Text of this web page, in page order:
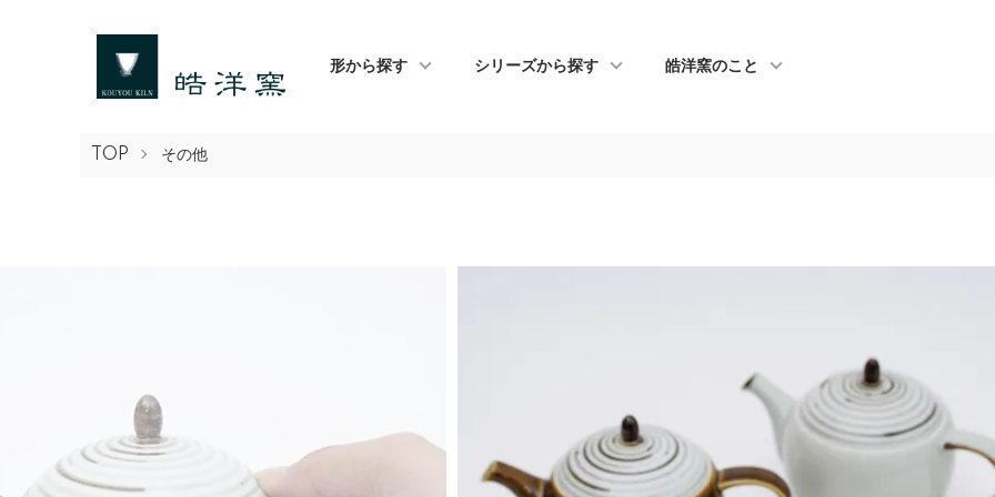
形から探す シリーズから探す 皓洋窯のこと
TOP その他